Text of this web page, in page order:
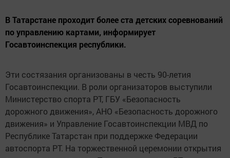
В Татарстане проходит более ста детских соревнований
по управлению картами, информирует
Госавтоинспекция республики.
Эти состязания организованы в честь 90-летия
Госавтоинспекции. В роли организаторов выступили
Министерство спорта РТ, ГБУ «Безопасность
дорожного движения», АНО «Безопасность дорожного
движения» и Управление Госавтоинспекции МВД по
Республике Татарстан при поддержке Федерации
автоспорта РТ. На торжественной церемонии открытия